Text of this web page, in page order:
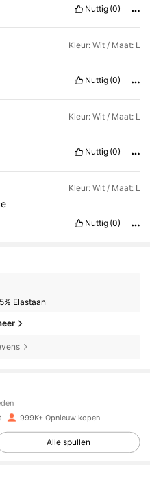
Nuttig (0)
Kleur: Wit / Maat: L
Nuttig (0)
Kleur: Wit / Maat: L
Nuttig (0)
Kleur: Wit / Maat: L
Nuttig (0)
Elastaan
999K+ Opnieuw kopen
Alle spullen